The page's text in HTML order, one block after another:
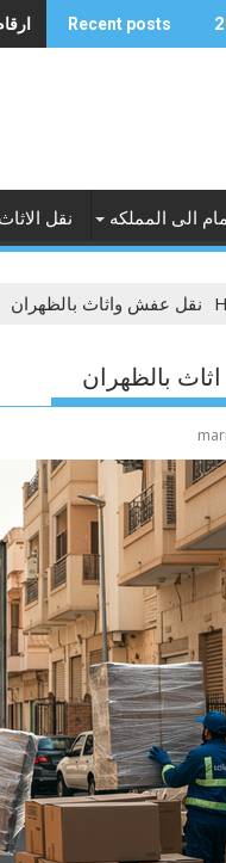
Recent posts
الى المملكه نقل
نقل عفش واثاث بالظهران
بالظهران